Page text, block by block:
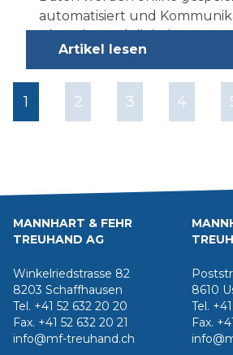
automatisiert und
aber, wenn plötzlich ein IT-
reichen von
reagieren zu können.
Artikel lesen
1 2 3 4
MANNHART & FEHR
TREUHAND AG
Winkelriedstrasse 82
8203 Schaffhausen
Tel. +41 52 632 20 20
Fax. +41 52 632 20 21
info@mf-treuhand.ch
8610
Tel.
Fax.